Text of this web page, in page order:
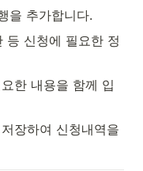
을 추가합니다.
등 신청에 필요한 정
한 내용을 함께 입
장하여 신청내역을